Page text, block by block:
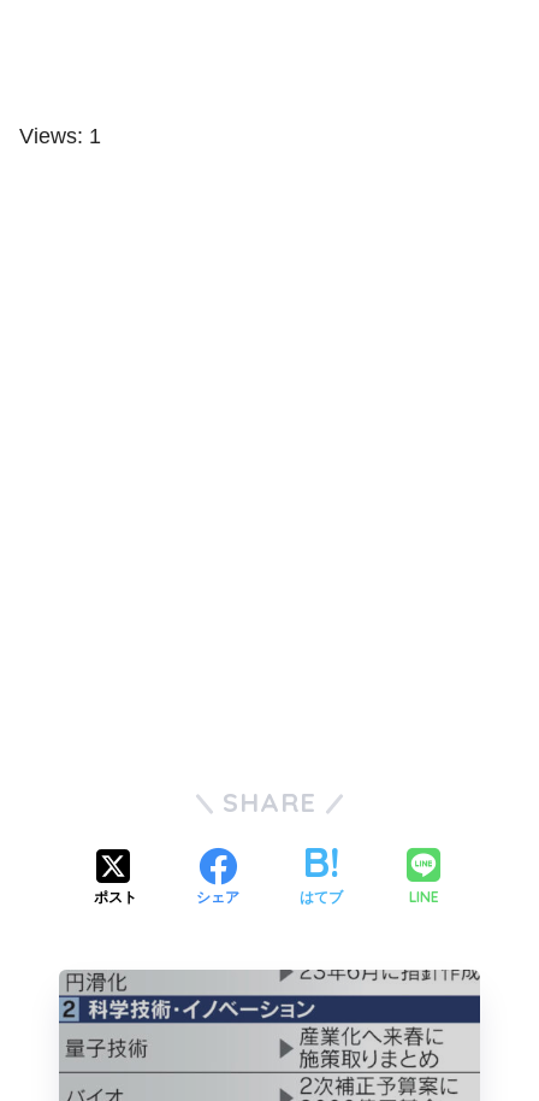
Views: 1
SHARE
ポスト シェア はてブ LINE